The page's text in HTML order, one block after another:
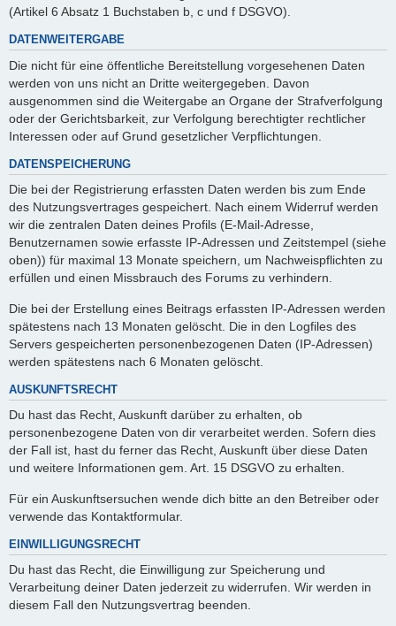
(Artikel 6 Absatz 1 Buchstaben b, c und f DSGVO).
DATENWEITERGABE
Die nicht für eine öffentliche Bereitstellung vorgesehenen Daten
werden von uns nicht an Dritte weitergegeben. Davon
ausgenommen sind die Weitergabe an Organe der Strafverfolgung
oder der Gerichtsbarkeit, zur Verfolgung berechtigter rechtlicher
Interessen oder auf Grund gesetzlicher Verpflichtungen.
DATENSPEICHERUNG
Die bei der Registrierung erfassten Daten werden bis zum Ende
des Nutzungsvertrages gespeichert. Nach einem Widerruf werden
wir die zentralen Daten deines Profils (E-Mail-Adresse,
Benutzernamen sowie erfasste IP-Adressen und Zeitstempel (siehe
oben)) für maximal 13 Monate speichern, um Nachweispflichten zu
erfüllen und einen Missbrauch des Forums zu verhindern.
Die bei der Erstellung eines Beitrags erfassten IP-Adressen werden
spätestens nach 13 Monaten gelöscht. Die in den Logfiles des
Servers gespeicherten personenbezogenen Daten (IP-Adressen)
werden spätestens nach 6 Monaten gelöscht.
AUSKUNFTSRECHT
Du hast das Recht, Auskunft darüber zu erhalten, ob
personenbezogene Daten von dir verarbeitet werden. Sofern dies
der Fall ist, hast du ferner das Recht, Auskunft über diese Daten
und weitere Informationen gem. Art. 15 DSGVO zu erhalten.
Für ein Auskunftsersuchen wende dich bitte an den Betreiber oder
verwende das Kontaktformular.
EINWILLIGUNGSRECHT
Du hast das Recht, die Einwilligung zur Speicherung und
Verarbeitung deiner Daten jederzeit zu widerrufen. Wir werden in
diesem Fall den Nutzungsvertrag beenden.